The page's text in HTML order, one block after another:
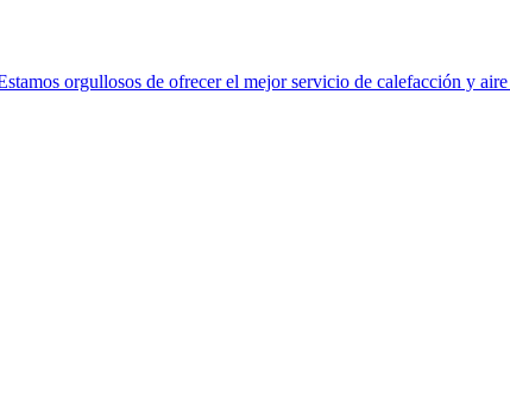
orgullosos de ofrecer el mejor servicio de calefacción y aire